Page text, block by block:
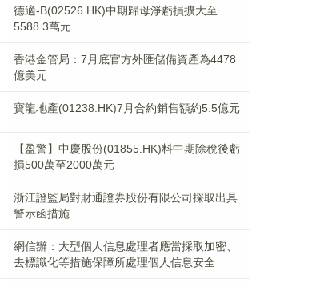
德適-B(02526.HK)中期歸母淨虧損擴大至
5588.3萬元
香港金管局：7月底官方外匯儲備資產為4478
億美元
寶龍地產(01238.HK)7月合約銷售額約5.5億元
【盈警】中慶股份(01855.HK)料中期除稅後虧
損500萬至2000萬元
浙江證監局對財通證券股份有限公司採取出具
警示函措施
網信辦：大型個人信息處理者應當採取加密、
去標識化等措施保障所處理個人信息安全